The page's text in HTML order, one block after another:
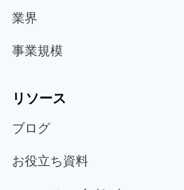
業界
事業規模
リソース
ブログ
お役立ち資料